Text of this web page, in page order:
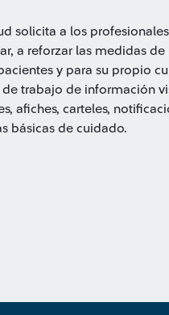
solicita a los
a reforzar las medidas
y para su propio
de trabajo de información
afiches, carteles,
básicas de cuidado.